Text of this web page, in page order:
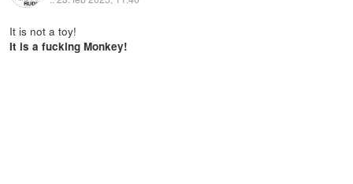
It is not a toy!
It is a fucking Monkey!